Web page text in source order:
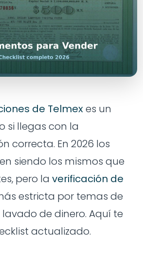
de Telmex es un
si llegas con la
correcta. En 2026 los
siendo los mismos que
pero la verificación de
estricta por temas de
de dinero. Aquí te
actualizado.